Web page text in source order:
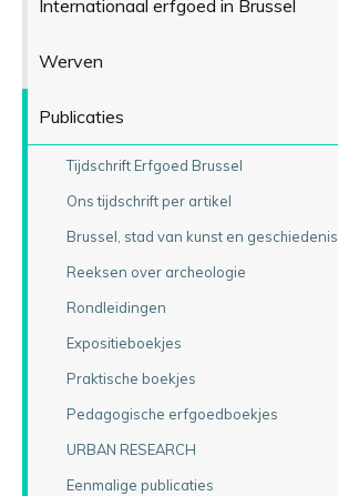
Internationaal erfgoed in Brussel
Werven
Publicaties
Tijdschrift Erfgoed Brussel
Ons tijdschrift per artikel
Brussel, stad van kunst en geschiedenis
Reeksen over archeologie
Rondleidingen
Expositieboekjes
Praktische boekjes
Pedagogische erfgoedboekjes
URBAN RESEARCH
Eenmalige publicaties